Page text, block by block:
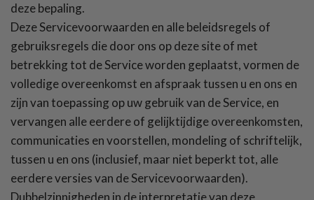
deze bepaling.
Deze Servicevoorwaarden en alle beleidsregels of
gebruiksregels die door ons op deze site of met
betrekking tot de Service worden geplaatst, vormen de
volledige overeenkomst en afspraak tussen u en ons en
zijn van toepassing op uw gebruik van de Service, en
vervangen alle eerdere of gelijktijdige overeenkomsten,
communicaties en voorstellen, mondeling of schriftelijk,
tussen u en ons (inclusief, maar niet beperkt tot, alle
eerdere versies van de Servicevoorwaarden).
Dubbelzinnigheden in de interpretatie van deze